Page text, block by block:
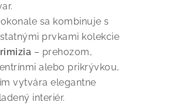
sa kombinuje s
prvkami kolekcie
– prehozom,
alebo prikrývkou,
vytvára elegantne
interiér.